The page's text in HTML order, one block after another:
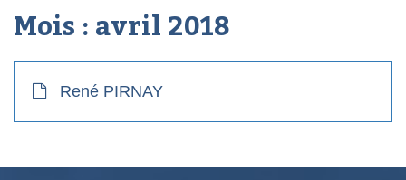
Mois :avril 2018
René PIRNAY